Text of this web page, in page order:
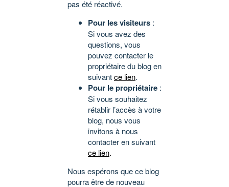
pas été réactivé.
Pour les visiteurs :
Si vous avez des
questions, vous
pouvez contacter le
propriétaire du blog en
suivantce lien.
Pour le propriétaire :
Si vous souhaitez
rétablir l’accès à votre
blog, nous vous
invitons à nous
contacter en suivant
ce lien.
Nous espérons que ce blog
pourra être de nouveau